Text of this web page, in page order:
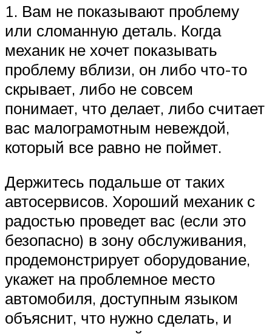
1. Вам не показывают проблему
или сломанную деталь. Когда
механик не хочет показывать
проблему вблизи, он либо что-то
скрывает, либо не совсем
понимает, что делает, либо считает
вас малограмотным невеждой,
который все равно не поймет.
Держитесь подальше от таких
автосервисов. Хороший механик с
радостью проведет вас (если это
безопасно) в зону обслуживания,
продемонстрирует оборудование,
укажет на проблемное место
автомобиля, доступным языком
объяснит, что нужно сделать, и